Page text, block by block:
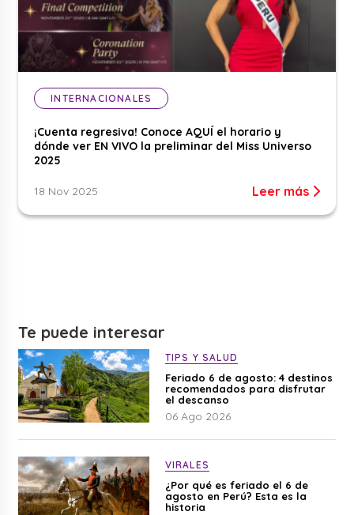
INTERNACIONALES
¡Cuenta regresiva! Conoce AQUÍ el horario y
dónde ver EN VIVO la preliminar del Miss Universo
2025
18 Nov 2025 Leer más
Te puede interesar
TIPS Y SALUD
Feriado 6 de agosto: 4 destinos
recomendados para disfrutar
el descanso
06 Ago 2026
VIRALES
¿Por qué es feriado el 6 de
agosto en Perú? Esta es la
historia